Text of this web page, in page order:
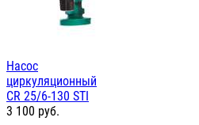
Насос
циркуляционный
СR 25/6-130 STI
3 100 руб.